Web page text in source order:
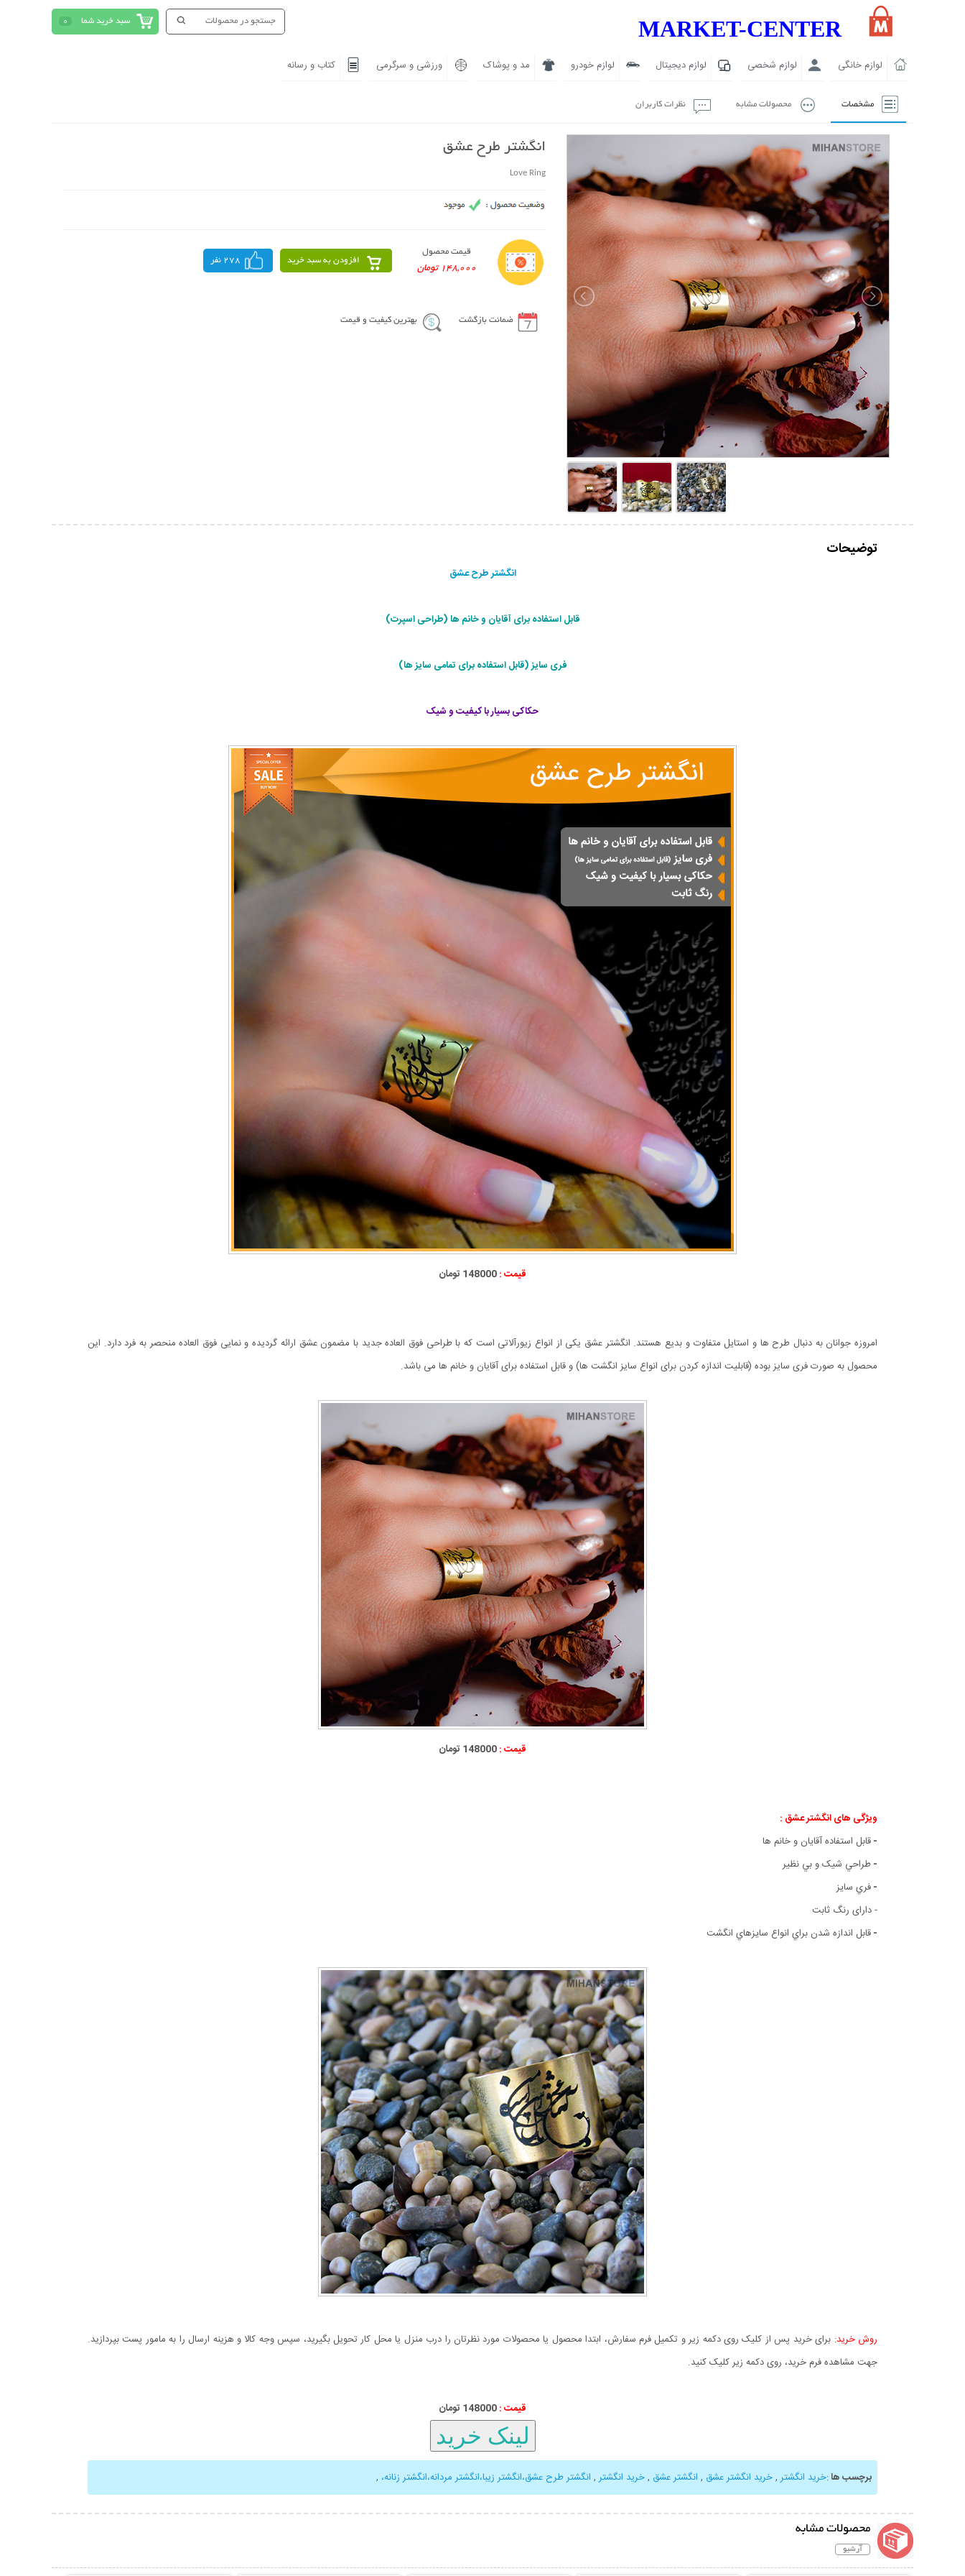
سبد خرید شما 0 MARKET-CENTER
لوازم خانگی لوازم شخصی لوازم دیجیتال لوازم خودرو مد و پوشاک ورزشی و سرگرمی کتاب و رسانه
مشخصات محصولات مشابه نظرات کاربران
انگشتر طرح عشق
Love Ring
قیمت محصول
148,000 تومان
افزودن به سبد خرید 278 نفر
ضمانت بازگشت بهترین کیفیت و قیمت
توضیحات
انگشتر طرح عشق
قابل استفاده برای آقایان و خانم ها (طراحی اسپرت)
فری سایز (قابل استفاده برای تمامی سایز ها)
حکاکی بسیار با کیفیت و شیک
قیمت :148000 تومان
امروزه جوانان به دنبال طرح ها و استایل متفاوت و بدیع هستند. انگشتر عشق یکی از انواع زیورآلاتی است که با طراحی فوق العاده جدید با مضمون عشق ارائه گردیده و نمایی فوق العاده منحصر به فرد دارد. این
محصول به صورت فری سایز بوده (قابلیت اندازه کردن برای انواع سایز انگشت ها) و قابل استفاده برای آقایان و خانم ها می باشد.
قیمت :148000 تومان
ویژگی های انگشتر عشق :
-قابل استفاده آقايان و خانم ها
-طراحي شيک و بي نظير
-فري سايز
- دارای رنگ ثابت
-قابل اندازه شدن براي انواع سايزهاي انگشت
روش خرید: برای خرید پس از کلیک روی دکمه زیر و تکمیل فرم سفارش، ابتدا محصول یا محصولات مورد نظرتان را درب منزل یا محل کار تحویل بگیرید، سپس وجه کالا و هزینه ارسال را به مامور پست بپردازید.
جهت مشاهده فرم خرید، روی دکمه زیر کلیک کنید.
قیمت :148000 تومان
برچسب ها:خرید انگشتر ,خرید انگشتر عشق , انگشتر عشق ,خرید انگشتر , انگشتر طرح عشق،انگشتر زیبا،انگشتر مردانه،انگشتر زنانه، ,
محصولات مشابه
آرشیو